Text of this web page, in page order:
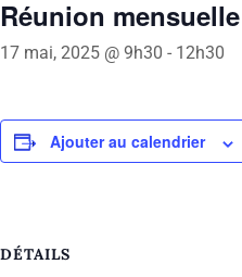
Réunion mensuelle
17 mai, 2025 @ 9h30 - 12h30
Ajouter au calendrier
DÉTAILS